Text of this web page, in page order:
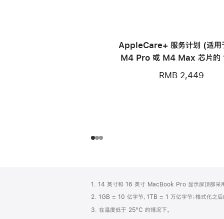
AppleCare+ 服务计划 (适用
M4 Pro 或 M4 Max 芯片的
RMB 2,449
页
脚
注
1. 14 英寸和 16 英寸 MacBook Pro 显示屏顶部采用
2. 1GB = 10 亿字节，1TB = 1 万亿字节；格式化之后
3. 在温度低于 25°C 的情况下。